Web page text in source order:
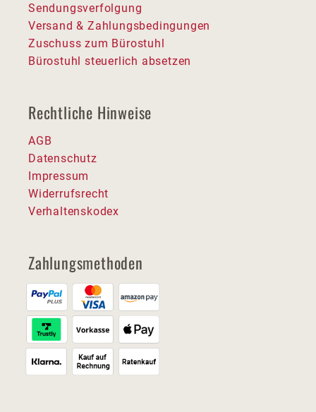
Sendungsverfolgung
Versand & Zahlungsbedingungen
Zuschuss zum Bürostuhl
Bürostuhl steuerlich absetzen
Rechtliche Hinweise
AGB
Datenschutz
Impressum
Widerrufsrecht
Verhaltenskodex
Zahlungsmethoden